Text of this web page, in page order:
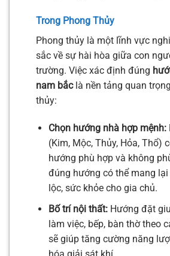
Trong Phong Thủy
Phong thủy là một lĩnh vực
sắc về sự hài hòa giữa con
trường. Việc xác định đúng
nam bắclà nền tảng quan
thủy:
Chọn hướng nhà hợp mệnh:
(Kim, Mộc, Thủy, Hỏa, Thổ)
hướng phù hợp và không
đúng hướng có thể mang
lộc, sức khỏe cho gia chủ.
Bố trí nội thất:Hướng đặt
làm việc, bếp, bàn thờ theo
sẽ giúp tăng cường năng